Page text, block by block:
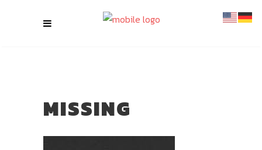
MISSING